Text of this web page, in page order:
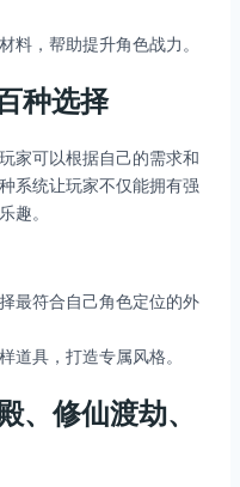
料，帮助提升角色战力。
种选择
家可以根据自己的需求和
系统让玩家不仅能拥有强
趣。
最符合自己角色定位的外
道具，打造专属风格。
、修仙渡劫、